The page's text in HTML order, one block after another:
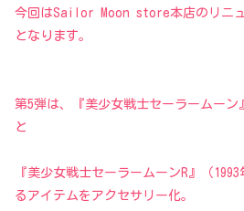
今回はSailor Moon store本店のリニ
となります。
第5弾は、『美少女戦士セーラームーン
と
『美少女戦士セーラームーンR』（
るアイテムをアクセサリー化。